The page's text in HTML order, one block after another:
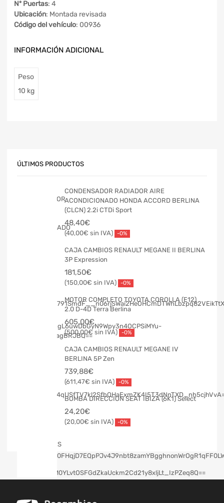
Nº Puertas: 4
Ubicación: Montada revisada
Código del vehículo: 00936
INFORMACIÓN ADICIONAL
Peso
10 kg
ÚLTIMOS PRODUCTOS
CONDENSADOR RADIADOR AIRE
ACONDICIONADO HONDA ACCORD BERLINA
(CLCN) 2.2i CTDi Sport
48,40€
40,00€ -0%
CAJA CAMBIOS RENAULT MEGANE II BERLINA
3P Expression
181,50€
150,00€ -0%
MOTOR COMPLETO TOYOTA COROLLA (E12)
2.0 D-4D Terra Berlina
605,00€
500,00€ -0%
CAJA CAMBIOS RENAULT MEGANE IV
BERLINA 5P Zen
739,88€
611,47€ -0%
BOMBA DIRECCION SEAT IBIZA (6K1) Select
24,20€
20,00€ -0%